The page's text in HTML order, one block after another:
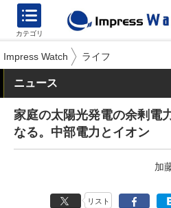
カテゴリ
Impress Watch ライフ
ニュース
家庭の太陽光発電の余剰電
なる。中部電力とイオン
加
リスト